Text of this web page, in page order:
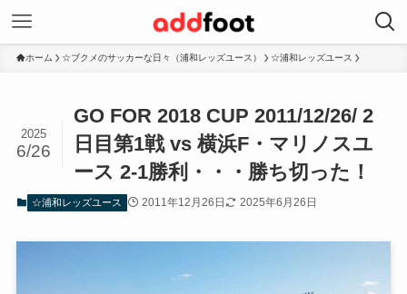
ホーム ☆ブクメのサッカーな日々（浦和レッズユース） ☆浦和レッズユース
GO FOR 2018 CUP 2011/12/26/ 2
日目第1戦 vs 横浜F・マリノスユ
ース 2-1勝利・・・勝ち切った！
2025
6/26
☆浦和レッズユース 2011年12月26日 2025年6月26日